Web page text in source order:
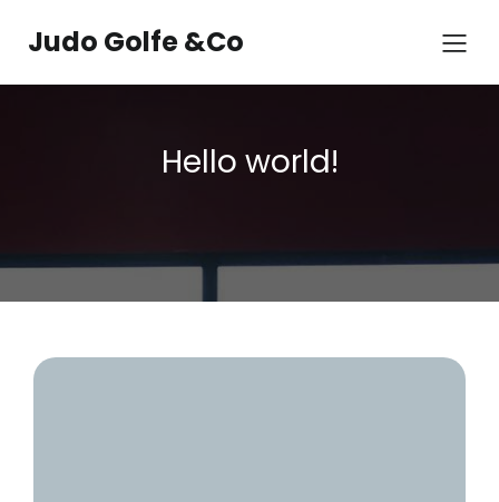
Judo Golfe &Co
Hello world!